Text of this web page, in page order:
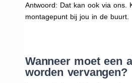
Antwoord: Dat kan ook via ons.
montagepunt bij jou in de buurt.
Wanneer moet een
worden vervangen?